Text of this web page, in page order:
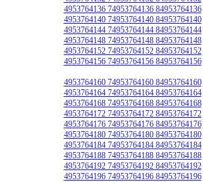
4953764136 74953764136 84953764136
4953764140 74953764140 84953764140
4953764144 74953764144 84953764144
4953764148 74953764148 84953764148
4953764152 74953764152 84953764152
4953764156 74953764156 84953764156
4953764160 74953764160 84953764160
4953764164 74953764164 84953764164
4953764168 74953764168 84953764168
4953764172 74953764172 84953764172
4953764176 74953764176 84953764176
4953764180 74953764180 84953764180
4953764184 74953764184 84953764184
4953764188 74953764188 84953764188
4953764192 74953764192 84953764192
4953764196 74953764196 84953764196